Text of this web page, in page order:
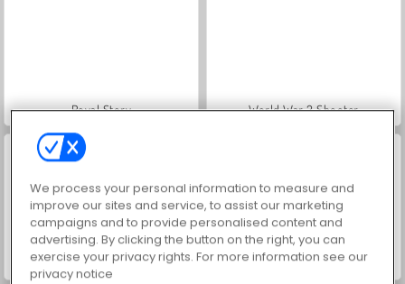
Royal Story World War 2 Shooter
Hidden Object: Street of Secrets Car Parking City Duel
We process your personal information to measure and
improve our sites and service, to assist our marketing
campaigns and to provide personalised content and
advertising. By clicking the button on the right, you can
exercise your privacy rights. For more information see our
privacy notice